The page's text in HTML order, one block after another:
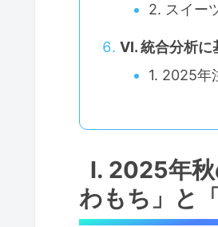
2. スイー
VI. 統合分析
1. 2025年
I. 2025年
わもち」と